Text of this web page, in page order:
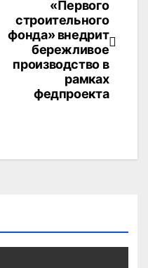
«Первого
строительного
фонда» внедрит
бережливое
производство в
рамках
федпроекта